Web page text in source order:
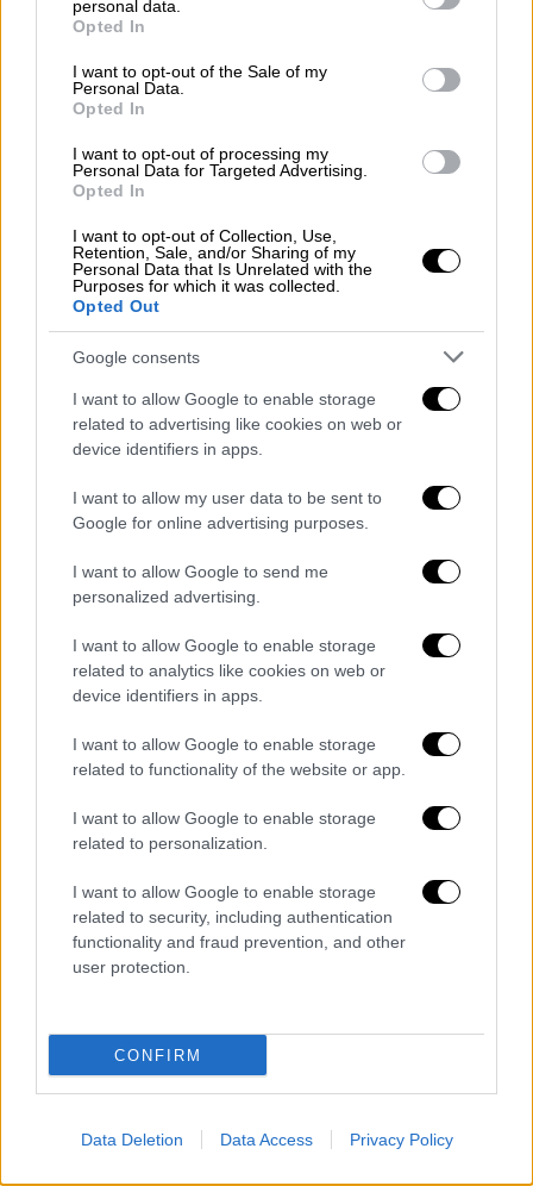
grant or deny consent to Google and its third-party tags to
use your data for below specified purposes in below Google
consent section.
personal data.
Opted In
I want to opt-out of the Sale of my
Personal Data.
Opted In
I want to opt-out of processing my
Personal Data for Targeted Advertising.
Opted In
I want to opt-out of Collection, Use,
Retention, Sale, and/or Sharing of my
Personal Data that Is Unrelated with the
Purposes for which it was collected.
Opted Out
Google consents
I want to allow Google to enable storage
related to advertising like cookies on web or
device identifiers in apps.
I want to allow my user data to be sent to
Google for online advertising purposes.
I want to allow Google to send me
personalized advertising.
I want to allow Google to enable storage
related to analytics like cookies on web or
device identifiers in apps.
I want to allow Google to enable storage
related to functionality of the website or app.
I want to allow Google to enable storage
related to personalization.
I want to allow Google to enable storage
related to security, including authentication
functionality and fraud prevention, and other
user protection.
CONFIRM
Data Deletion Data Access Privacy Policy
ότι κανένα ζώο δεν σώζεται μόνο από έναν
αποφασίζουν να μην κοιτάξουν αλλού
Φιλοζωία|12.05.2026 20:01
Από τη μηχανή ενός φορτηγού, στην
αγκαλιά σας: Ο Μουτζούρης ψάχνει το
δικό του «για πάντα»
Μια απρόσμενη συνάντηση στη μηχανή ενός
φορτηγού
Κεντρικό...|07.08.2026 19:53
Κεντρικό δελτίο ειδήσεων 07/08/2026
Μεσημεριανό...|08.08.2026 14:03
Μεσημεριανό δελτίο ειδήσεων
08/08/2026